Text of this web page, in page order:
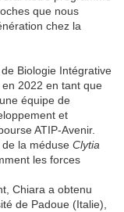
que nous
chez la
Biologie Intégrative
2022 en tant que
équipe de
et
ATIP-Avenir.
la méduse Clytia
les forces
Chiara a obtenu
de Padoue (Italie),